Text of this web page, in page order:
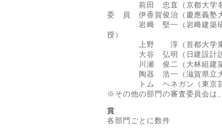
前田 忠直（京都大学名
委 員 伊香賀俊治（慶應義塾
岩﨑 堅一（岩﨑建築研究
授）
上野 淳（首都大学東
大谷 弘明（日建設計設計
川瀬 俊二（大林組建築
陶器 浩一（滋賀県立大
トム ヘネガン（東京芸
※その他の部門の審査委員会は
賞
各部門ごとに数件